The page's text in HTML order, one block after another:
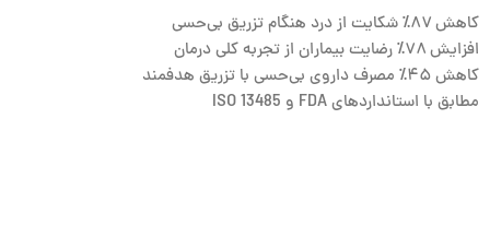
کاهش ۸۷٪ شکایت از درد هنگام تزریق بی‌حسی
افزایش ۷۸٪ رضایت بیماران از تجربه کلی درمان
کاهش ۴۵٪ مصرف داروی بی‌حسی با تزریق هدفمند
مطابق با استانداردهای FDA و ISO 13485